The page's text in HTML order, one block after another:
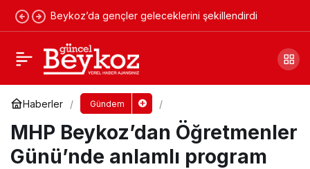
Beykoz’da gençler geleceklerini şekillendirdi
Haberler Gündem
MHP Beykoz’dan Öğretmenler
Günü’nde anlamlı program
İBB Başkanı Beykoz köylerinde
vatandaşlarla buluştu
Yorum Yap Paylaş